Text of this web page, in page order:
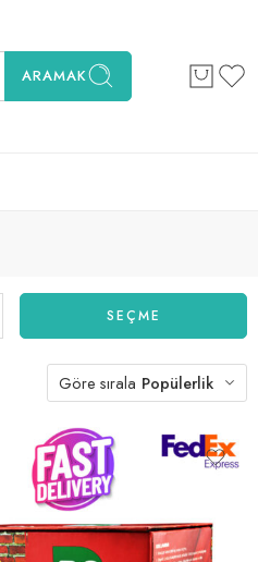
ARAMAK
SEÇME
Göre sırala Popülerlik